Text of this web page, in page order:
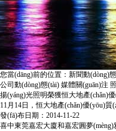
您當(dāng)前的位置：新聞動(dòng)
公司動(dòng)態(tài) 媒體關(guān)注
揚(yáng)光照明榮獲恒大地產(chǎn)
11月14日，恒大地產(chǎn)優(yōu)
發(fā)布日期：2014-11-22
喜中東莞嘉宏大廈和嘉宏圓夢(mèng)